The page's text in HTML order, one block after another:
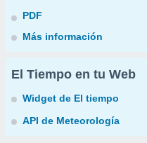
PDF
Más información
El Tiempo en tu Web
Widget de El tiempo
API de Meteorología